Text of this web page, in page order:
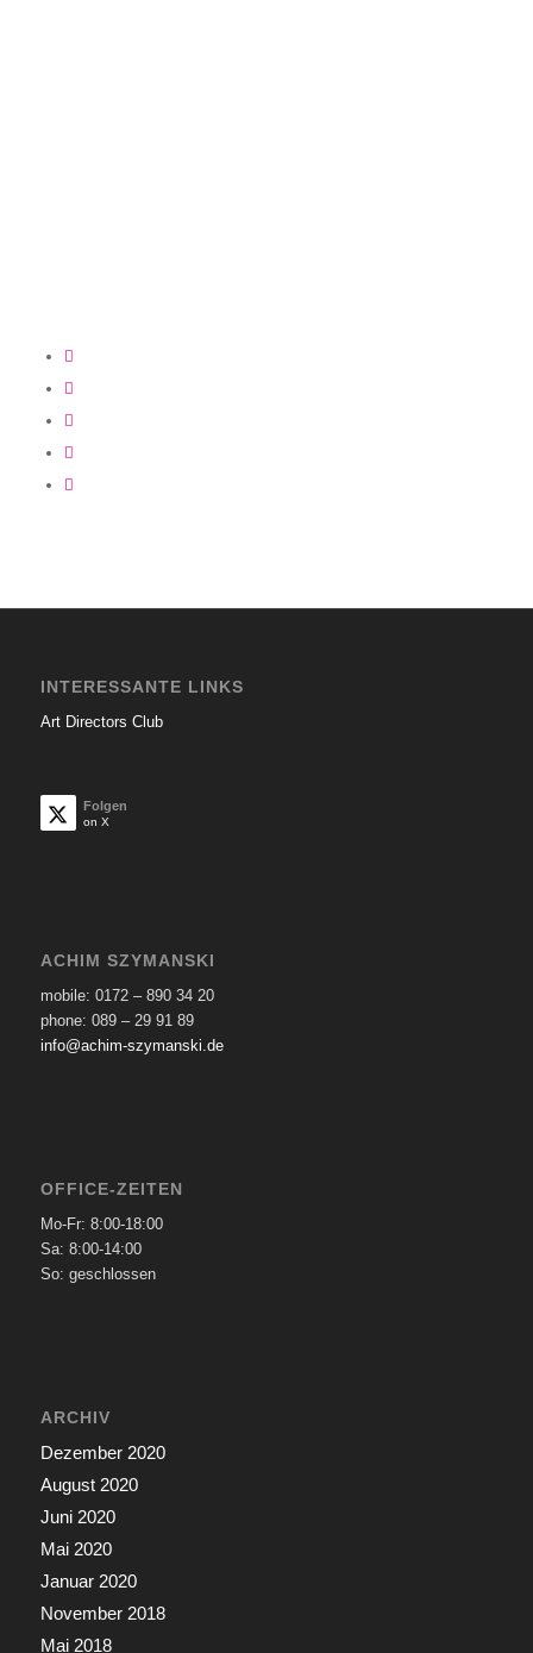
INTERESSANTE LINKS
Art Directors Club
Folgen
on X
ACHIM SZYMANSKI
mobile: 0172 – 890 34 20
phone: 089 – 29 91 89
info@achim-szymanski.de
OFFICE-ZEITEN
Mo-Fr: 8:00-18:00
Sa: 8:00-14:00
So: geschlossen
ARCHIV
Dezember 2020
August 2020
Juni 2020
Mai 2020
Januar 2020
November 2018
Mai 2018